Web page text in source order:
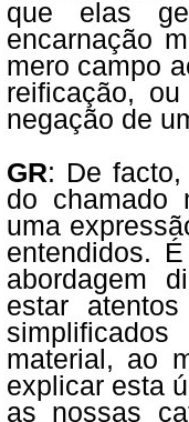
que elas
encarnação
mero campo
reificação,
negação de
GR: De
do chamado
uma
entendidos.
abordagem
estar
material, ao
explicar esta
as nossas